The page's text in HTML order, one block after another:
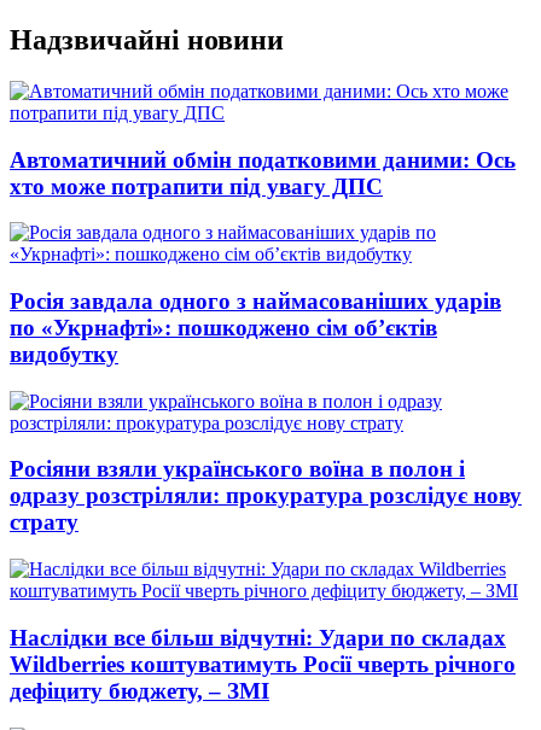
Перейти
до
вмісту
Надзвичайні новини
Автоматичний обмін податковими даними: Ось
хто може потрапити під увагу ДПС
Росія завдала одного з наймасованіших ударів
по «Укрнафті»: пошкоджено сім об’єктів
видобутку
Росіяни взяли українського воїна в полон і
одразу розстріляли: прокуратура розслідує нову
страту
Наслідки все більш відчутні: Удари по складах
Wildberries коштуватимуть Росії чверть річного
дефіциту бюджету, – ЗМІ